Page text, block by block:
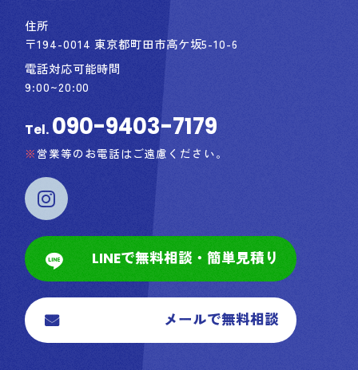
住所
〒194-0014 東京都町田市高ケ坂5-10-6
電話対応可能時間
9:00~20:00
Tel. 090-9403-7179
営業等のお電話はご遠慮ください。
LINEで無料相談・簡単見積り
メールで無料相談